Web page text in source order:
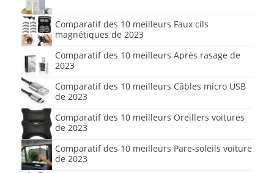
Comparatif des 10 meilleurs Faux cils
magnétiques de 2023
Comparatif des 10 meilleurs Après rasage de
2023
Comparatif des 10 meilleurs Câbles micro USB
de 2023
Comparatif des 10 meilleurs Oreillers voitures
de 2023
Comparatif des 10 meilleurs Pare-soleils voiture
de 2023